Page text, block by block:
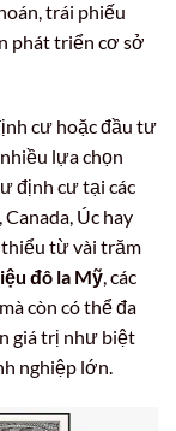
trái phiếu
phát triển cơ sở
cư hoặc đầu tư
lựa chọn
định cư tại các
Úc hay
thiểu từ vài trăm
đô la Mỹ, các
còn có thể đa
giá trị như biệt
nghiệp lớn.